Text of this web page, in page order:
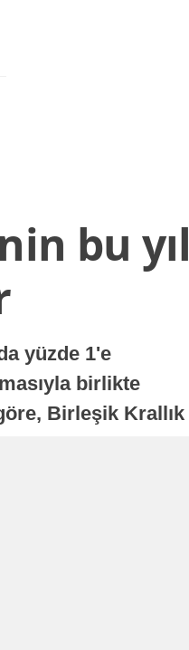
bu yıl
yüzde 1'e
birlikte
Birleşik Krallık